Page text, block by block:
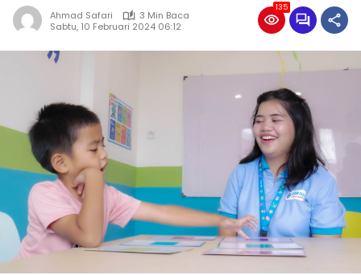
Ahmad Safari
3 Min Baca
Sabtu, 10 Februari 2024 06:12
135